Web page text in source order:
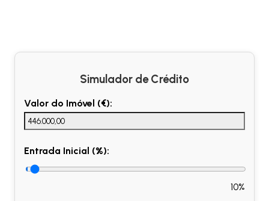
Simulador de Crédito
Valor do Imóvel (€):
Entrada Inicial (%):
10%